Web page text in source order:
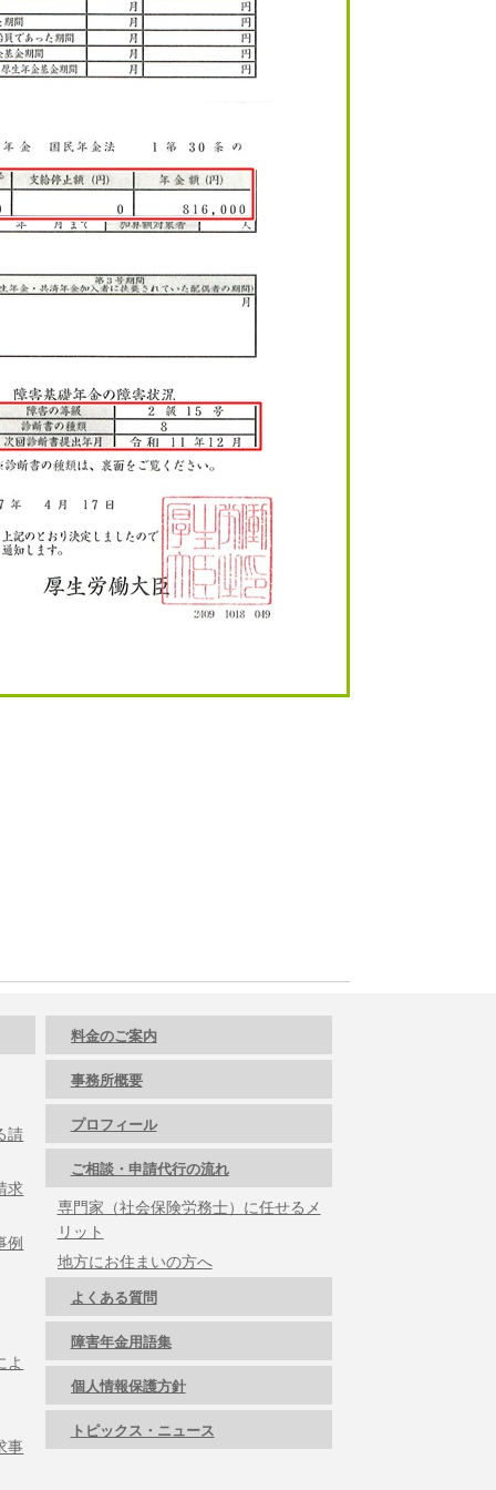
請
求
例
よ
事
料金のご案内
事務所概要
プロフィール
ご相談・申請代行の流れ
専門家（社会保険労務士）に任せるメ
リット
地方にお住まいの方へ
よくある質問
障害年金用語集
個人情報保護方針
トピックス・ニュース